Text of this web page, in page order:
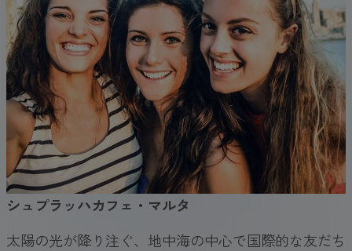
シュプラッハカフェ・マルタ
太陽の光が降り注ぐ、地中海の中心で国際的な友だち